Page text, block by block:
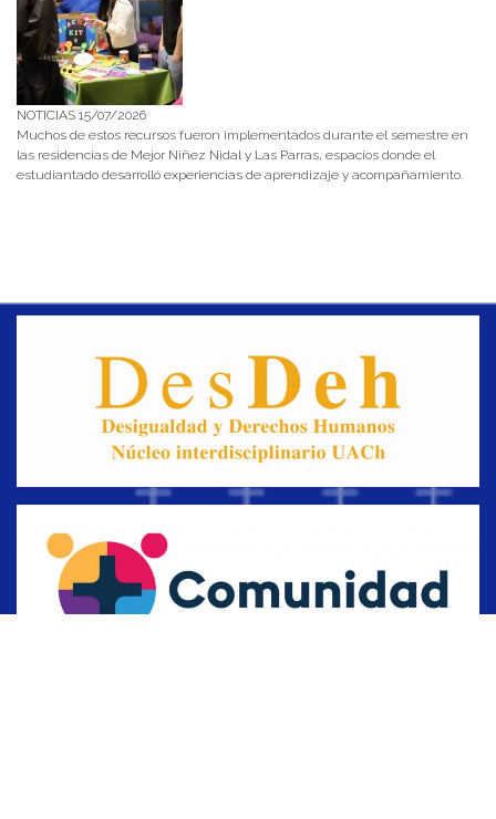
NOTICIAS 15/07/2026
Muchos de estos recursos fueron implementados durante el semestre en
las residencias de Mejor Niñez Nidal y Las Parras, espacios donde el
estudiantado desarrolló experiencias de aprendizaje y acompañamiento.